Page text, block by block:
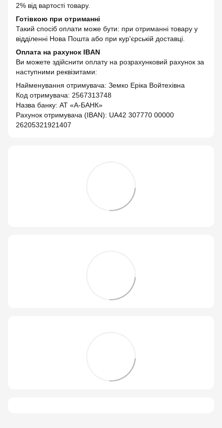
2% від вартості товару.
Готівкою при отриманні
Такий спосіб оплати може бути: при отриманні товару у
відділенні Нова Пошта або при кур'єрській доставці.
Оплата на рахунок IBAN
Ви можете здійснити оплату на розрахунковий рахунок за
наступними реквізитами:
Найменування отримувача: Земко Еріка Войтехівна
Код отримувача: 2567313748
Назва банку: АТ «А-БАНК»
Рахунок отримувача (IBAN): UA42 307770 00000
26205321921407